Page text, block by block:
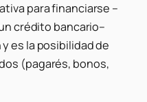
para financiarse –
crédito bancario–
es la posibilidad de
(pagarés, bonos,